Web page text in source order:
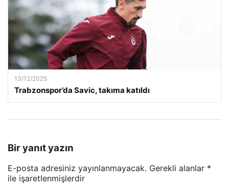
13/12/2025
Trabzonspor’da Savic, takıma katıldı
Bir yanıt yazın
E-posta adresiniz yayınlanmayacak. Gerekli alanlar *
ile işaretlenmişlerdir